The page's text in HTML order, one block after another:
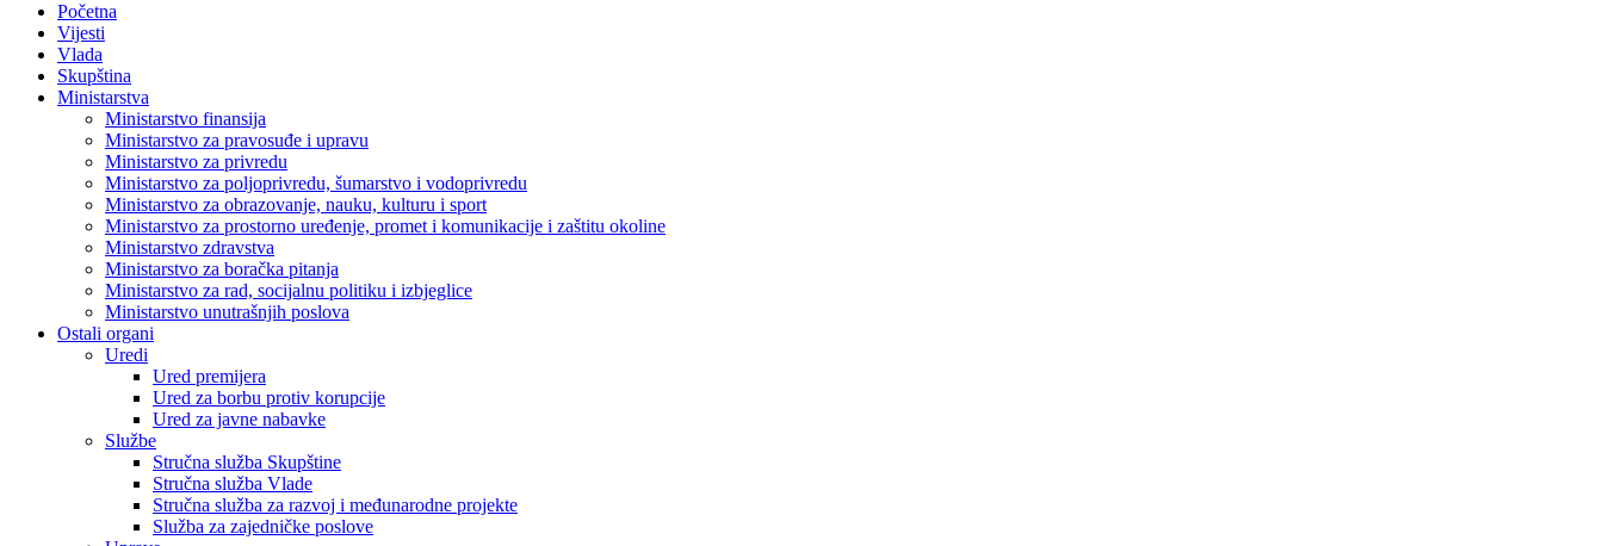
Početna
Vijesti
Vlada
Skupština
Ministarstva
Ministarstvo finansija
Ministarstvo za pravosuđe i upravu
Ministarstvo za privredu
Ministarstvo za poljoprivredu, šumarstvo i vodoprivredu
Ministarstvo za obrazovanje, nauku, kulturu i sport
Ministarstvo za prostorno uređenje, promet i komunikacije i zaštitu okoline
Ministarstvo zdravstva
Ministarstvo za boračka pitanja
Ministarstvo za rad, socijalnu politiku i izbjeglice
Ministarstvo unutrašnjih poslova
Ostali organi
Uredi
Ured premijera
Ured za borbu protiv korupcije
Ured za javne nabavke
Službe
Stručna služba Skupštine
Stručna služba Vlade
Stručna služba za razvoj i međunarodne projekte
Služba za zajedničke poslove